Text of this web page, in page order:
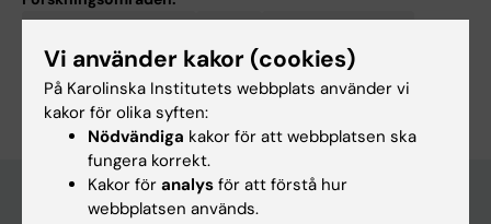
Är du Olivia Kiwanuka?
Redigera din profil
Vi använder kakor (cookies)
På Karolinska Institutets webbplats använder vi
kakor för olika syften:
Nödvändiga kakor för att webbplatsen ska
fungera korrekt.
Kakor för analys för att förstå hur
webbplatsen används.